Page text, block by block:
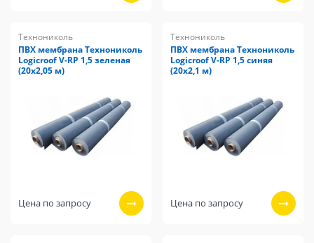
Технониколь
ПВХ мембрана Технониколь
Logicroof V-RP 1,5 зеленая
(20х2,05 м)
Цена по запросу
Технониколь
ПВХ мембрана Технониколь
Logicroof V-RP 1,5 синяя
(20х2,1 м)
Цена по запросу